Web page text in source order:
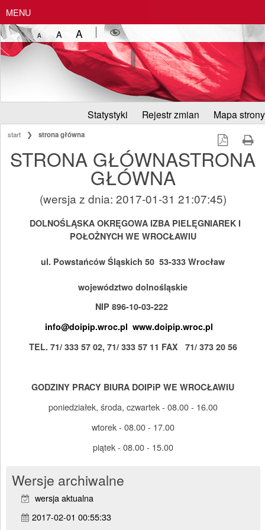
MENU
A A A
Statystyki Rejestr zmian Mapa strony
start ❯ strona główna
STRONA GŁÓWNASTRONA
GŁÓWNA
(wersja z dnia: 2017-01-31 21:07:45)
DOLNOŚLĄSKA OKRĘGOWA IZBA PIELĘGNIAREK I
POŁOŻNYCH WE WROCŁAWIU
ul. Powstańców Śląskich 5053-333 Wrocław
województwo dolnośląskie
NIP 896-10-03-222
info@doipip.wroc.pl www.doipip.wroc.pl
TEL. 71/ 333 57 02, 71/ 333 57 11 FAX 71/ 373 20 56
GODZINY PRACY BIURA DOIPiP WE WROCŁAWIU
poniedziałek, środa, czwartek - 08.00 - 16.00
wtorek - 08.00 - 17.00
piątek - 08.00 - 15.00
Wersje archiwalne
wersja aktualna
2017-02-01 00:55:33